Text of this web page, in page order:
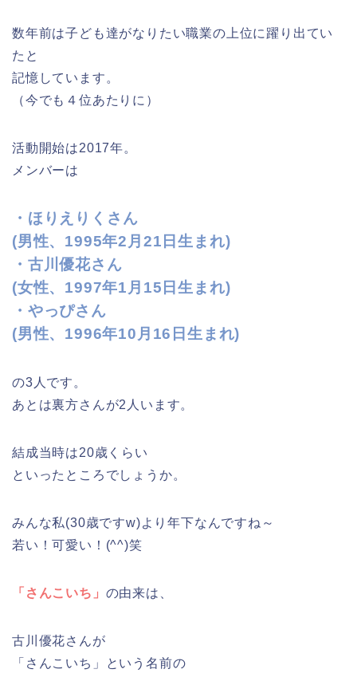
数年前は子ども達がなりたい職業の上位に躍り出てい
たと
記憶しています。
（今でも４位あたりに）
活動開始は2017年。
メンバーは
・ほりえりくさん
(男性、1995年2月21日生まれ)
・古川優花さん
(女性、1997年1月15日生まれ)
・やっぴさん
(男性、1996年10月16日生まれ)
の3人です。
あとは裏方さんが2人います。
結成当時は20歳くらい
といったところでしょうか。
みんな私(30歳ですw)より年下なんですね～
若い！可愛い！(^^)笑
「さんこいち」 の由来は、
古川優花さんが
「さんこいち」という名前の